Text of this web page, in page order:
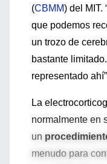
(CBMM) del MIT.
que podemos
un trozo de
bastante
representado
La
normalmente en
un
menudo para